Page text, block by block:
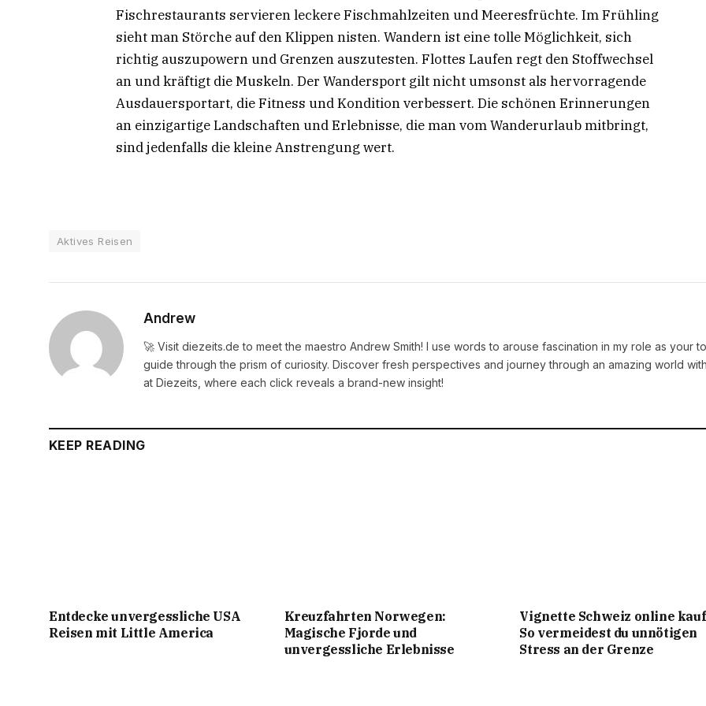
Fischrestaurants servieren leckere Fischmahlzeiten und Meeresfrüchte. Im Frühling
sieht man Störche auf den Klippen nisten. Wandern ist eine tolle Möglichkeit, sich
richtig auszupowern und Grenzen auszutesten. Flottes Laufen regt den Stoffwechsel
an und kräftigt die Muskeln. Der Wandersport gilt nicht umsonst als hervorragende
Ausdauersportart, die Fitness und Kondition verbessert. Die schönen Erinnerungen
an einzigartige Landschaften und Erlebnisse, die man vom Wanderurlaub mitbringt,
sind jedenfalls die kleine Anstrengung wert.
Aktives Reisen
Andrew
🚀 Visit diezeits.de to meet the maestro Andrew Smith! I use words to arouse fascination in my role as your
guide through the prism of curiosity. Discover fresh perspectives and journey through an amazing world
at Diezeits, where each click reveals a brand-new insight!
KEEP READING
Entdecke unvergessliche USA
Reisen mit Little America
Kreuzfahrten Norwegen:
Magische Fjorde und
unvergessliche Erlebnisse
Vignette Schweiz online
So vermeidest du unnötigen
Stress an der Grenze